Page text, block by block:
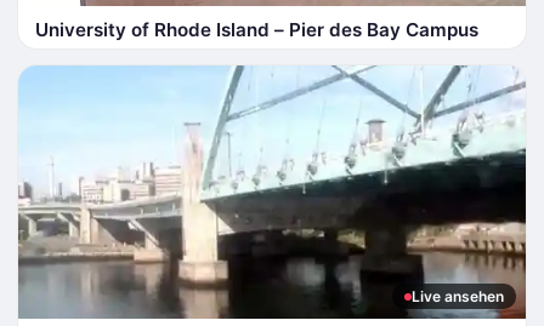
University of Rhode Island – Pier des Bay Campus
Live ansehen